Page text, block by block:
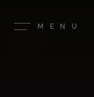
MENU